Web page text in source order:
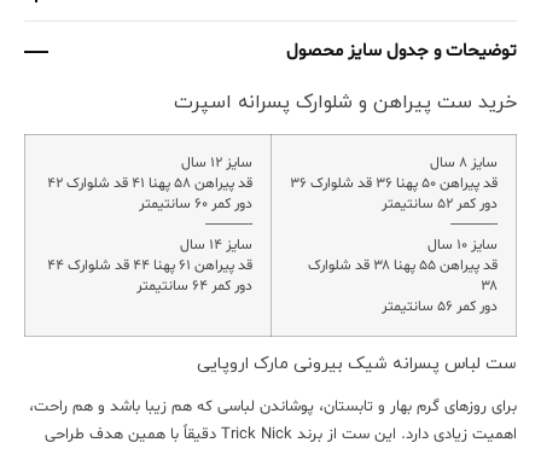
توضیحات و جدول سایز محصول
خرید ست پیراهن و شلوارک پسرانه اسپرت
قد پیراهن ۵۰ پهنا ۳۶ قد شلوارک ۳۶
دور کمر ۵۲ سانتیمتر
-———
سایز ۱۰ سال
قد پیراهن ۵۵ پهنا ۳۸ قد شلوارک
۳۸
دور کمر ۵۶ سانتیمتر
سایز ۱۲ سال
قد پیراهن ۵۸ پهنا ۴۱ قد شلوارک ۴۲
دور کمر ۶۰ سانتیمتر
-———
سایز ۱۴ سال
قد پیراهن ۶۱ پهنا ۴۴ قد شلوارک ۴۴
دور کمر ۶۴ سانتیمتر
ست لباس پسرانه شیک بیرونی مارک اروپایی
برای روزهای گرم بهار و تابستان، پوشاندن لباسی که هم زیبا باشد و هم راحت،
اهمیت زیادی دارد. این ست از برند Trick Nick دقیقاً با همین هدف طراحی